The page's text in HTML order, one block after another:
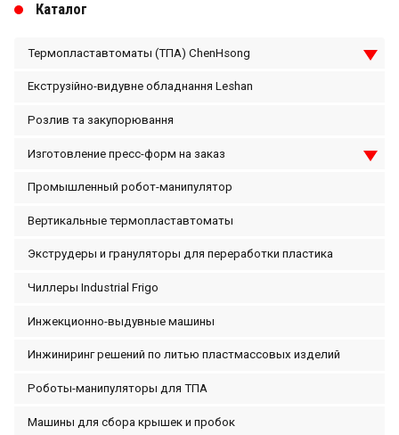
Каталог
Термопластавтоматы (ТПА) ChenHsong
Екструзійно-видувне обладнання Leshan
Розлив та закупорювання
Изготовление пресс-форм на заказ
Промышленный робот-манипулятор
Вертикальные термопластавтоматы
Экструдеры и грануляторы для переработки пластика
Чиллеры Industrial Frigo
Инжекционно-выдувные машины
Инжиниринг решений по литью пластмассовых изделий
Роботы-манипуляторы для ТПА
Машины для сбора крышек и пробок